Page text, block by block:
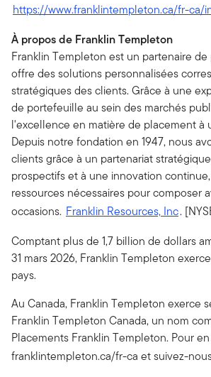
https://www.franklintempleton.ca/fr-
À propos de Franklin Templeton
Franklin Templeton est un partenaire
offre des solutions personnalisées
stratégiques des clients. Grâce à une
de portefeuille au sein des marchés
l'excellence en matière de placement
Depuis notre fondation en 1947, nous
clients grâce à un partenariat
prospectifs et à une innovation
ressources nécessaires pour composer
occasions. Franklin Resources, Inc.
Comptant plus de 1,7 billion de dollars
31 mars 2026, Franklin Templeton
pays.
Au Canada, Franklin Templeton exerce
Franklin Templeton Canada, un nom
Placements Franklin Templeton. Pour
franklintempleton.ca/fr-ca et suivez-